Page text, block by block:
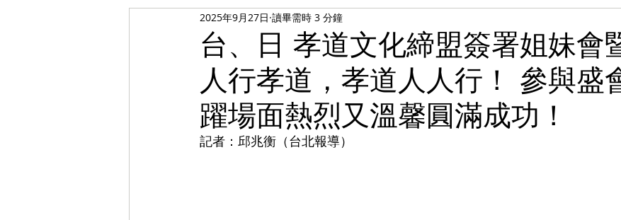
台、日 孝道文化締盟簽署姐妹會
人行孝道，孝道人人行！ 參與盛
躍場面熱烈又溫馨圓滿成功！
2025年9月27日 讀畢需時 3 分鐘
記者：邱兆衡（台北報導）